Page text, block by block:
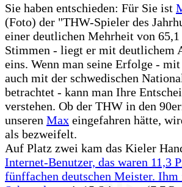
Sie haben entschieden: Für Sie ist
(Foto) der "THW-Spieler des
einer deutlichen Mehrheit von
Stimmen - liegt er mit deutlichem
eins. Wenn man seine Erfolge -
auch mit der schwedischen
betrachtet - kann man Ihre
verstehen. Ob der THW in den
unseren Max eingefahren hätte,
als bezweifelt.
Auf Platz zwei kam das Kieler
Internet-Benutzer, das waren 11,3
fünffachen deutschen Meister.